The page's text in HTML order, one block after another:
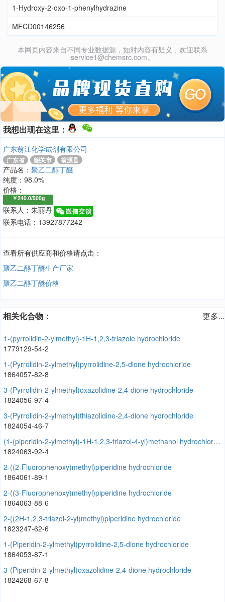
1-Hydroxy-2-oxo-1-phenylhydrazine
MFCD00146256
本网页内容来自不同专业数据源，如对内容有疑义，欢迎联系
service1@chemsrc.com。
我想出现在这里：
广东翁江化学试剂有限公司
广东省 韶关市 翁源县
产品名： 聚乙二醇丁醚
纯度：98.0%
价格：
￥240.0/500g
联系人：朱丽丹
联系电话：13927877242
查看所有供应商和价格请点击：
聚乙二醇丁醚生产厂家
聚乙二醇丁醚价格
相关化合物： 更多...
1-(pyrrolidin-2-ylmethyl)-1H-1,2,3-triazole hydrochloride
1779129-54-2
1-(Pyrrolidin-2-ylmethyl)pyrrolidine-2,5-dione hydrochloride
1864057-82-8
3-(Pyrrolidin-2-ylmethyl)oxazolidine-2,4-dione hydrochloride
1824056-97-4
3-(Pyrrolidin-2-ylmethyl)thiazolidine-2,4-dione hydrochloride
1824054-46-7
(1-(piperidin-2-ylmethyl)-1H-1,2,3-triazol-4-yl)methanol hydrochloride
1824063-92-4
2-((2-Fluorophenoxy)methyl)piperidine hydrochloride
1864061-89-1
2-((3-Fluorophenoxy)methyl)piperidine hydrochloride
1864063-88-6
2-((2H-1,2,3-triazol-2-yl)methyl)piperidine hydrochloride
1823247-62-6
1-(Piperidin-2-ylmethyl)pyrrolidine-2,5-dione hydrochloride
1864053-87-1
3-(Piperidin-2-ylmethyl)oxazolidine-2,4-dione hydrochloride
1824268-67-8